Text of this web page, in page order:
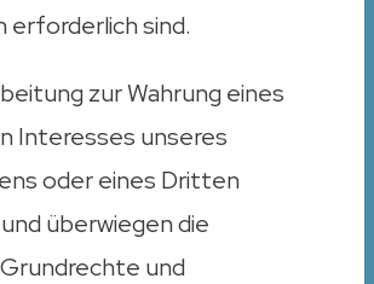
erforderlich sind.
zur Wahrung eines
Interesses unseres
oder eines Dritten
überwiegen die
und